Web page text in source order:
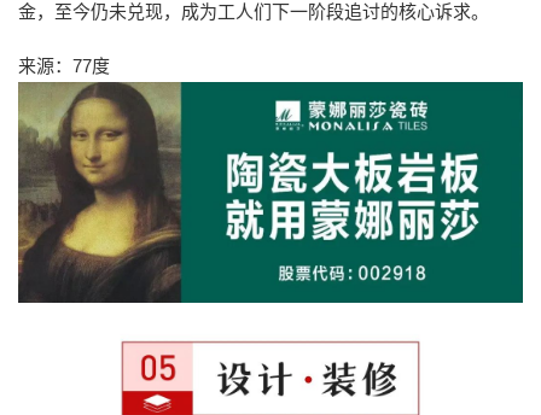
金，至今仍未兑现，成为工人们下一阶段追讨的核心诉求。
来源：77度